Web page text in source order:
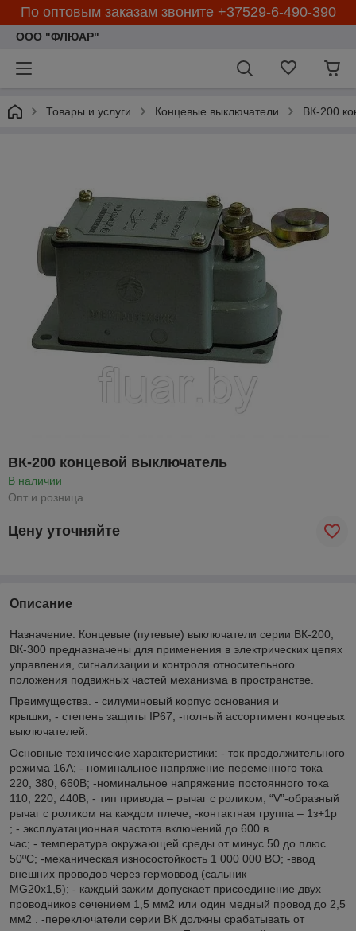
По оптовым заказам звоните +37529-6-490-390
ООО "ФЛЮАР"
Товары и услуги Концевые выключатели ВК-200
ВК-200 концевой выключатель
В наличии
Опт и розница
Цену уточняйте
Описание
Назначение. Концевые (путевые) выключатели серии ВК-200,
ВК-300 предназначены для применения в электрических цепях
управления, сигнализации и контроля относительного
положения подвижных частей механизма в пространстве.
Преимущества. - силуминовый корпус основания и
крышки; - степень защиты IP67; -полный ассортимент концевых
выключателей.
Основные технические характеристики: - ток продолжительного
режима 16А; - номинальное напряжение переменного тока
220, 380, 660В; -номинальное напряжение постоянного тока
110, 220, 440В; - тип привода – рычаг с роликом; “V”-образный
рычаг с роликом на каждом плече; -контактная группа – 1з+1р
; - эксплуатационная частота включений до 600 в
час; - температура окружающей среды от минус 50 до плюс
50ºС; -механическая износостойкость 1 000 000 ВО; -ввод
внешних проводов через гермоввод (сальник
МG20x1,5); - каждый зажим допускает присоединение двух
проводников сечением 1,5 мм2 или один медный провод до 2,5
мм2 . -переключатели серии ВК должны срабатывать от